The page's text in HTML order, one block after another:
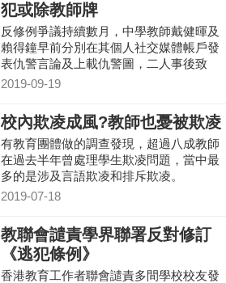
犯或除教師牌
反修例爭議持續數月，中學教師戴健暉及
賴得鐘早前分別在其個人社交媒體帳戶發
表仇警言論及上載仇警圖，二人事後致
歉。據了解，教育局調查後，向二人發出
教師註冊。
2019-09-19
校內欺凌成風?教師也憂被欺凌
有教育團體做的調查發現，超過八成教師
在過去半年曾處理學生欺凌問題，當中最
多的是涉及言語欺凌和排斥欺凌。
2019-07-18
教聯會譴責學界聯署反對修訂
《逃犯條例》
香港教育工作者聯會譴責多間學校校友發